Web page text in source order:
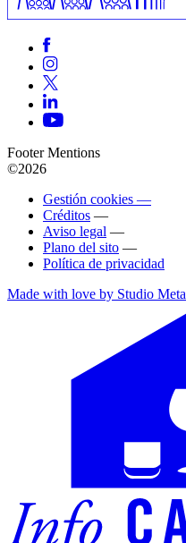
Footer Mentions
©2026
Gestión cookies —
Créditos —
Aviso legal —
Plano del sito —
Política de privacidad
Made with love by Studio Meta